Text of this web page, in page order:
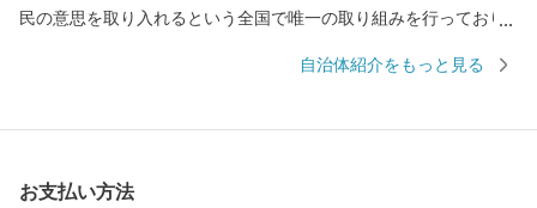
民の意思を取り入れるという全国で唯一の取り組みを行っており
ふるさと”です！(同市丸岡町はコシヒカリ開発者 石墨博士の故郷
自治体紹介をもっと見る
お支払い方法